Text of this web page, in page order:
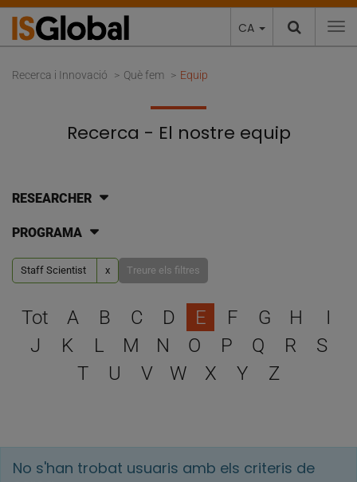
CA
Recerca i Innovació Què fem Equip
Recerca - El nostre equip
RESEARCHER
PROGRAMA
Staff Scientist x Treure els filtres
Escull una lletra per filtrar
Tot A B C D E F G H
I
J
K L M N O P Q R
S
T
U V W X Y Z
No s'han trobat usuaris amb els criteris de